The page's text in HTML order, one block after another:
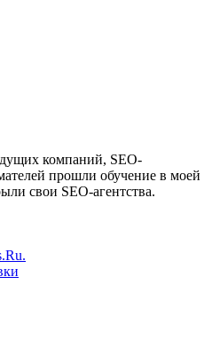
компаний, SEO-
прошли обучение в моей
свои SEO-агентства.